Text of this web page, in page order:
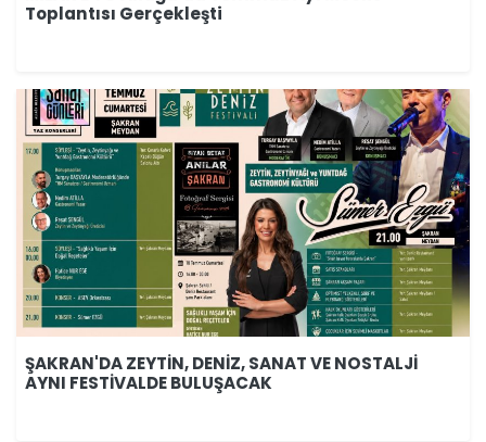
Toplantısı Gerçekleşti
ŞAKRAN'DA ZEYTİN, DENİZ, SANAT VE NOSTALJİ
AYNI FESTİVALDE BULUŞACAK